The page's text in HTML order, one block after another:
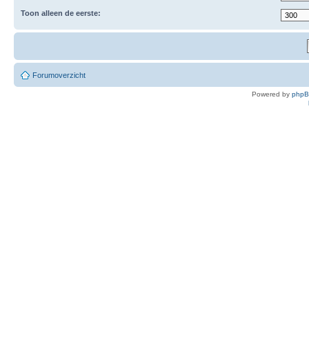
Toon alleen de eerste:
Forumoverzicht
Powered by